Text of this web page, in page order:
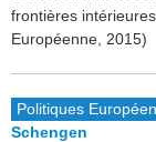
frontières
Européenne, 2015)
Politiques
Schengen